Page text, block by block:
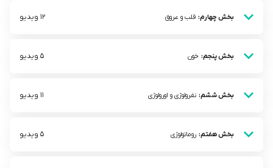
بخش چهارم: قلب و عروق 12 ویدیو
بخش پنجم: خون 5 ویدیو
بخش ششم: نفرولوژی و اورولوژی 11 ویدیو
بخش هفتم: روماتولوژی 5 ویدیو